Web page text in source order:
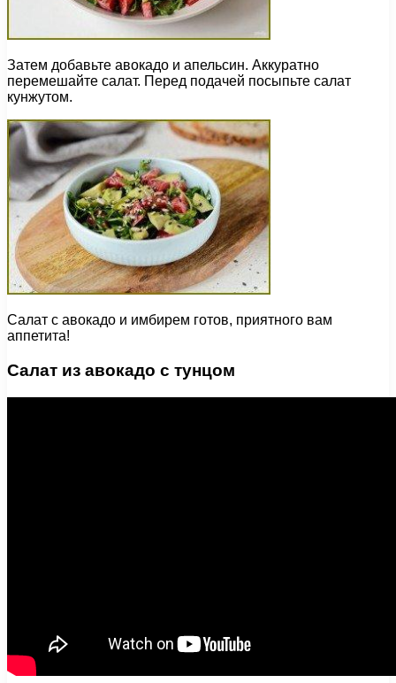
Затем добавьте авокадо и апельсин. Аккуратно
перемешайте салат. Перед подачей посыпьте салат
кунжутом.
Салат с авокадо и имбирем готов, приятного вам
аппетита!
Салат из авокадо с тунцом